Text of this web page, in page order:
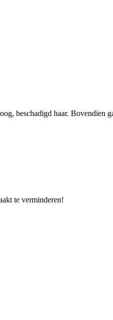
beschadigd haar. Bovendien
te verminderen!